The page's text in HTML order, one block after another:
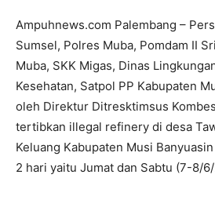
Ampuhnews.com Palembang –
Sumsel, Polres Muba, Pomdam II
Muba, SKK Migas, Dinas
Kesehatan, Satpol PP Kabupaten
oleh Direktur Ditresktimsus
tertibkan illegal refinery di desa
Keluang Kabupaten Musi
2 hari yaitu Jumat dan Sabtu (7-8/